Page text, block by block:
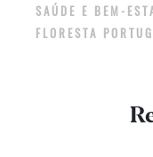
SAÚDE E BEM-
FLORESTA